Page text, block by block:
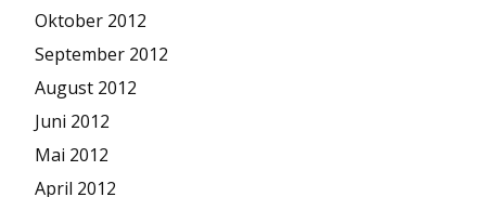
Oktober 2012
September 2012
August 2012
Juni 2012
Mai 2012
April 2012